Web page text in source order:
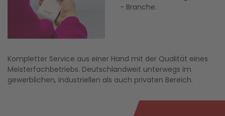
- Branche.
Kompletter Service aus einer Hand mit der Qualität eines
Meisterfachbetriebs. Deutschlandweit unterwegs im
gewerblichen, industriellen als auch privaten Bereich.